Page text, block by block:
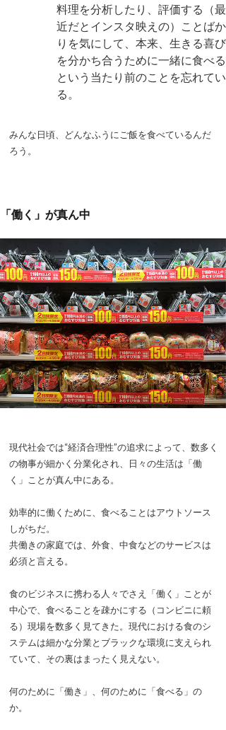
料理を分析したり、評価する（最
近だとインスタ映えの）ことばか
りを気にして、本来、生きる喜び
を分かち合うために一緒に食べる
という当たり前のことを忘れてい
る。
みんな日頃、どんなふうにご飯を食べているんだ
ろう。
「働く」が真ん中
現代社会では“経済合理性”の追求によって、数多く
の物事が細かく分業化され、日々の生活は「働
く」ことが真ん中にある。
効率的に働くために、食べることはアウトソース
しがちだ。
共働きの家庭では、外食、中食などのサービスは
必須と言える。
食のビジネスに携わる人々でさえ「働く」ことが
中心で、食べることを疎かにする（コンビニに頼
る）現場を数多く見てきた。現代における食のシ
ステムは細かな分業とブラックな環境に支えられ
ていて、その裏はまったく見えない。
何のために「働き」、何のために「食べる」の
か。